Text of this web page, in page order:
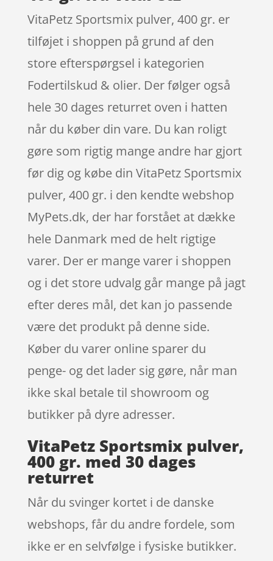
VitaPetz Sportsmix pulver, 400 gr. er
tilføjet i shoppen på grund af den
store efterspørgsel i kategorien
Fodertilskud & olier. Der følger også
hele 30 dages returret oven i hatten
når du køber din vare. Du kan roligt
gøre som rigtig mange andre har gjort
før dig og købe din VitaPetz Sportsmix
pulver, 400 gr. i den kendte webshop
MyPets.dk, der har forstået at dække
hele Danmark med de helt rigtige
varer. Der er mange varer i shoppen
og i det store udvalg går mange på jagt
efter deres mål, det kan jo passende
være det produkt på denne side.
Køber du varer online sparer du
penge- og det lader sig gøre, når man
ikke skal betale til showroom og
butikker på dyre adresser.
VitaPetz Sportsmix pulver,
400 gr. med 30 dages
returret
Når du svinger kortet i de danske
webshops, får du andre fordele, som
ikke er en selvfølge i fysiske butikker.